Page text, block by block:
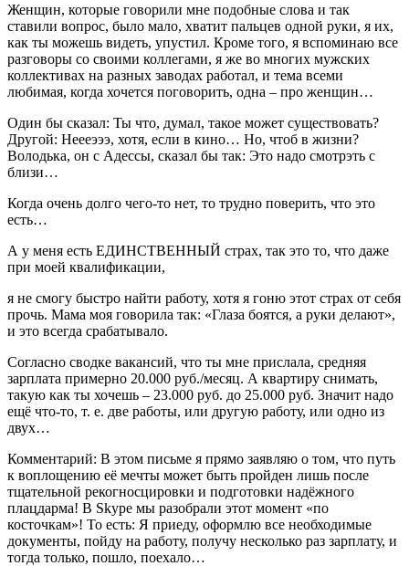
Женщин, которые говорили мне подобные слова и так
ставили вопрос, было мало, хватит пальцев одной руки, я их,
как ты можешь видеть, упустил. Кроме того, я вспоминаю все
разговоры со своими коллегами, я же во многих мужских
коллективах на разных заводах работал, и тема всеми
любимая, когда хочется поговорить, одна – про женщин…
Один бы сказал: Ты что, думал, такое может существовать?
Другой: Неееэээ, хотя, если в кино… Но, чтоб в жизни?
Володька, он с Адессы, сказал бы так: Это надо смотрэть с
близи…
Когда очень долго чего-то нет, то трудно поверить, что это
есть…
А у меня есть ЕДИНСТВЕННЫЙ страх, так это то, что даже
при моей квалификации,
я не смогу быстро найти работу, хотя я гоню этот страх от себя
прочь. Мама моя говорила так: «Глаза боятся, а руки делают»,
и это всегда срабатывало.
Согласно сводке вакансий, что ты мне прислала, средняя
зарплата примерно 20.000 руб./месяц. А квартиру снимать,
такую как ты хочешь – 23.000 руб. до 25.000 руб. Значит надо
ещё что-то, т. е. две работы, или другую работу, или одно из
двух…
Комментарий: В этом письме я прямо заявляю о том, что путь
к воплощению её мечты может быть пройден лишь после
тщательной рекогносцировки и подготовки надёжного
плацдарма! В Skype мы разобрали этот момент «по
косточкам»! То есть: Я приеду, оформлю все необходимые
документы, пойду на работу, получу несколько раз зарплату, и
тогда только, пошло, поехало…